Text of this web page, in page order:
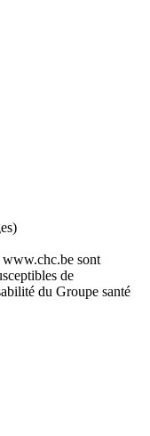
sont
de
du Groupe santé